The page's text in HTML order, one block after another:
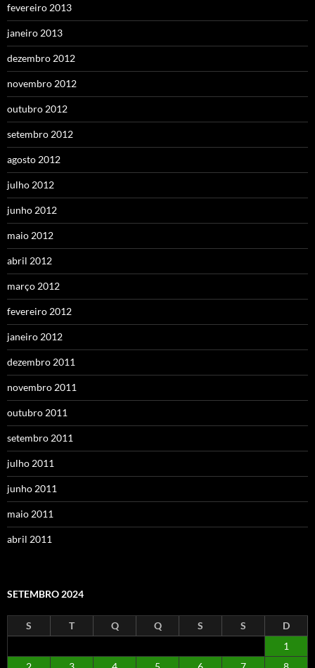
fevereiro 2013
janeiro 2013
dezembro 2012
novembro 2012
outubro 2012
setembro 2012
agosto 2012
julho 2012
junho 2012
maio 2012
abril 2012
março 2012
fevereiro 2012
janeiro 2012
dezembro 2011
novembro 2011
outubro 2011
setembro 2011
julho 2011
junho 2011
maio 2011
abril 2011
SETEMBRO 2024
S T Q Q S S
D
1